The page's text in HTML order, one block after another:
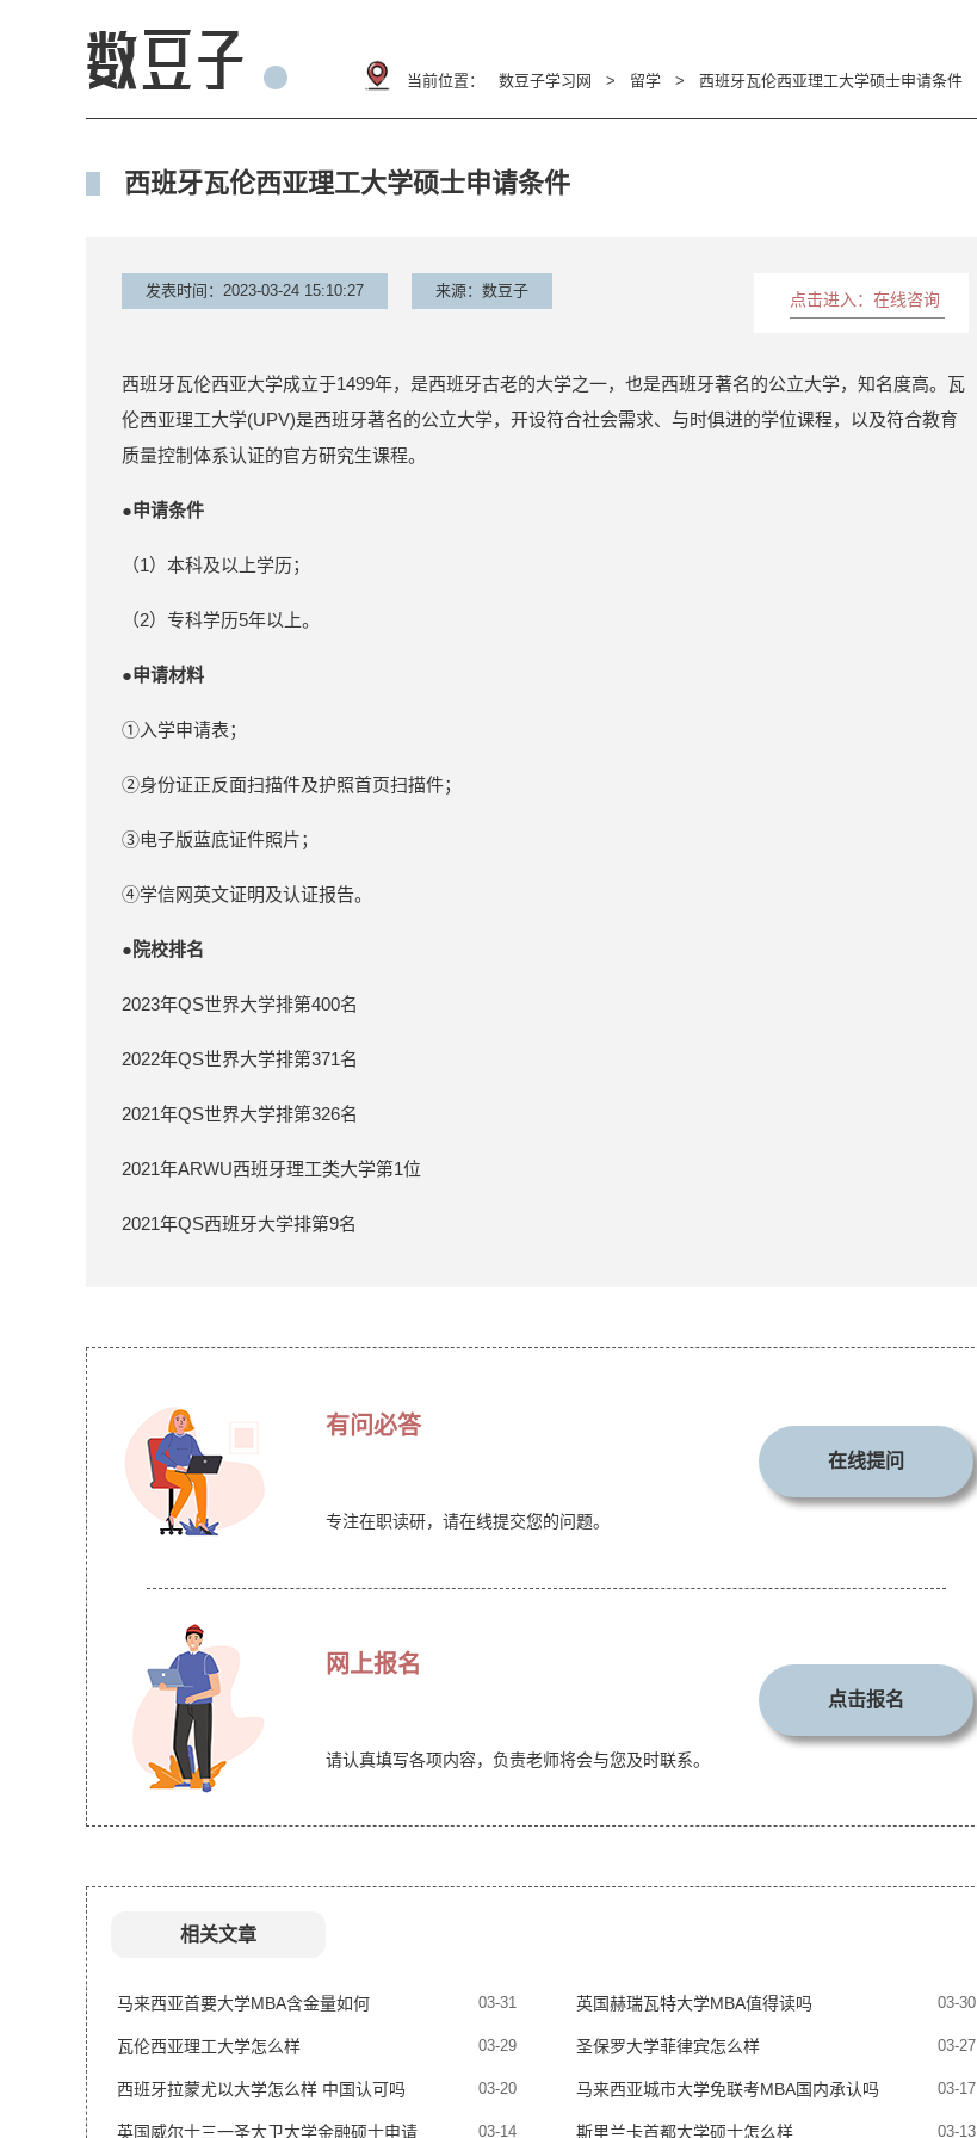
当前位置： 数豆子学习网 > 留学 > 西班牙瓦伦西亚理工大学硕士申请条件
西班牙瓦伦西亚理工大学硕士申请条件
发表时间：2023-03-24 15:10:27 来源：数豆子 点击进入：在线咨询
西班牙瓦伦西亚大学成立于1499年，是西班牙古老的大学之一，也是西班牙著名的公立大学，知名度高。瓦
伦西亚理工大学(UPV)是西班牙著名的公立大学，开设符合社会需求、与时俱进的学位课程，以及符合教育
质量控制体系认证的官方研究生课程。
●申请条件
（1）本科及以上学历；
（2）专科学历5年以上。
●申请材料
①入学申请表；
②身份证正反面扫描件及护照首页扫描件；
③电子版蓝底证件照片；
④学信网英文证明及认证报告。
●院校排名
2023年QS世界大学排第400名
2022年QS世界大学排第371名
2021年QS世界大学排第326名
2021年ARWU西班牙理工类大学第1位
2021年QS西班牙大学排第9名
有问必答
专注在职读研，请在线提交您的问题。
在线提问
网上报名
请认真填写各项内容，负责老师将会与您及时联系。
点击报名
相关文章
马来西亚首要大学MBA含金量如何 03-31 英国赫瑞瓦特大学MBA值得读吗 03-30
瓦伦西亚理工大学怎么样 03-29 圣保罗大学菲律宾怎么样 03-27
西班牙拉蒙尤以大学怎么样 中国认可吗 03-20 马来西亚城市大学免联考MBA国内承认吗 03-17
英国威尔士三一圣大卫大学金融硕士申请 03-14 斯里兰卡首都大学硕士怎么样 03-13